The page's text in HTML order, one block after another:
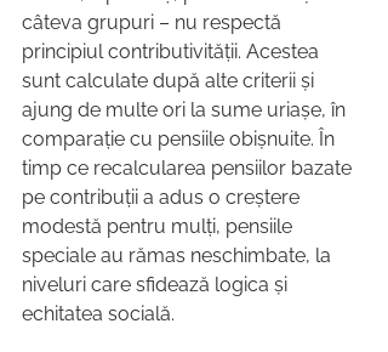
câteva grupuri – nu respectă
principiul contributivității. Acestea
sunt calculate după alte criterii și
ajung de multe ori la sume uriașe, în
comparație cu pensiile obișnuite. În
timp ce recalcularea pensiilor bazate
pe contribuții a adus o creștere
modestă pentru mulți, pensiile
speciale au rămas neschimbate, la
niveluri care sfidează logica și
echitatea socială.